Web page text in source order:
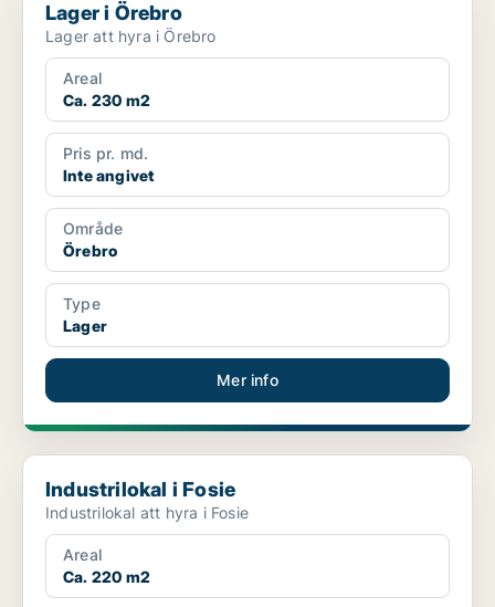
Lager i Örebro
Lager att hyra i Örebro
Areal
Ca. 230 m2
Pris pr. md.
Inte angivet
Område
Örebro
Type
Lager
Mer info
Industrilokal i Fosie
Industrilokal i Fosie
Industrilokal att hyra i Fosie
Areal
Ca. 220 m2